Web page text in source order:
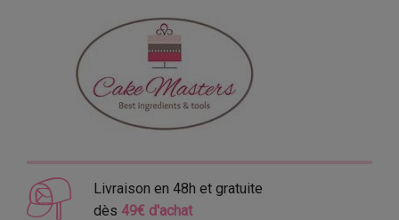
Livraison en 48h et gratuite
dès 49€ d'achat